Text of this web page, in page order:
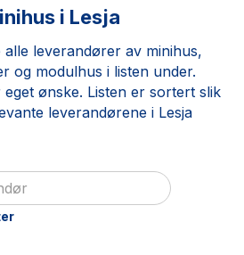
i Lesja
alle leverandører av minihus,
og modulhus i listen under.
ønske. Listen er sortert slik
leverandørene i Lesja